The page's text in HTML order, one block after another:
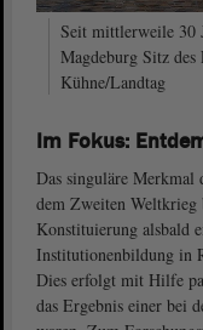
Seit mittlerweile 30
Magdeburg Sitz
Kühne/Landtag
Im Fokus:
Das singuläre Merkmal
dem Zweiten Weltkrieg
Konstituierung alsbald
Institutionenbildung in
Dies erfolgt mit Hilfe
das Ergebnis einer bei